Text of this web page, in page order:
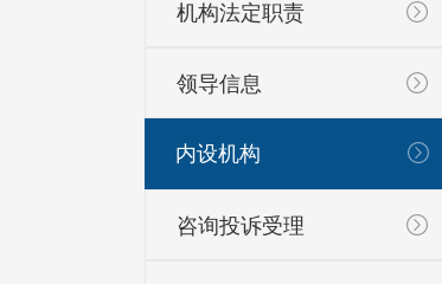
机构法定职责
领导信息
内设机构
咨询投诉受理